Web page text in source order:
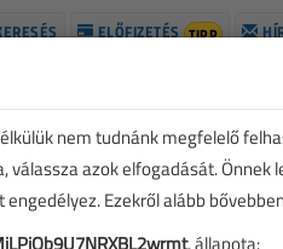
ELŐFIZETÉS TIPP
nem tudnánk megfelelő
azok elfogadását. Önnek
Ezekről alább
, állapota: